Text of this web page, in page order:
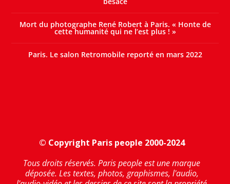
Mort du photographe René Robert à Paris. « Honte de
cette humanité qui ne l’est plus ! »
Paris. Le salon Retromobile reporté en mars 2022
© Copyright Paris people 2000-2024
Tous droits réservés. Paris people est une marque
déposée. Les textes, photos, graphismes, l'audio,